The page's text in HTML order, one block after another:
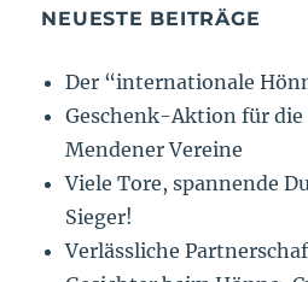
NEUESTE BEITRÄGE
Der “internationale
Geschenk-Aktion für
Mendener Vereine
Viele Tore, spannende
Sieger!
Verlässliche